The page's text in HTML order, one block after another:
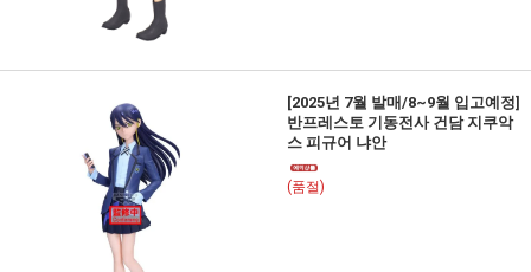
[2025년 7월 발매/8~9월 입고예정]
반프레스토 기동전사 건담 지쿠악
스 피규어 냐안
(품절)